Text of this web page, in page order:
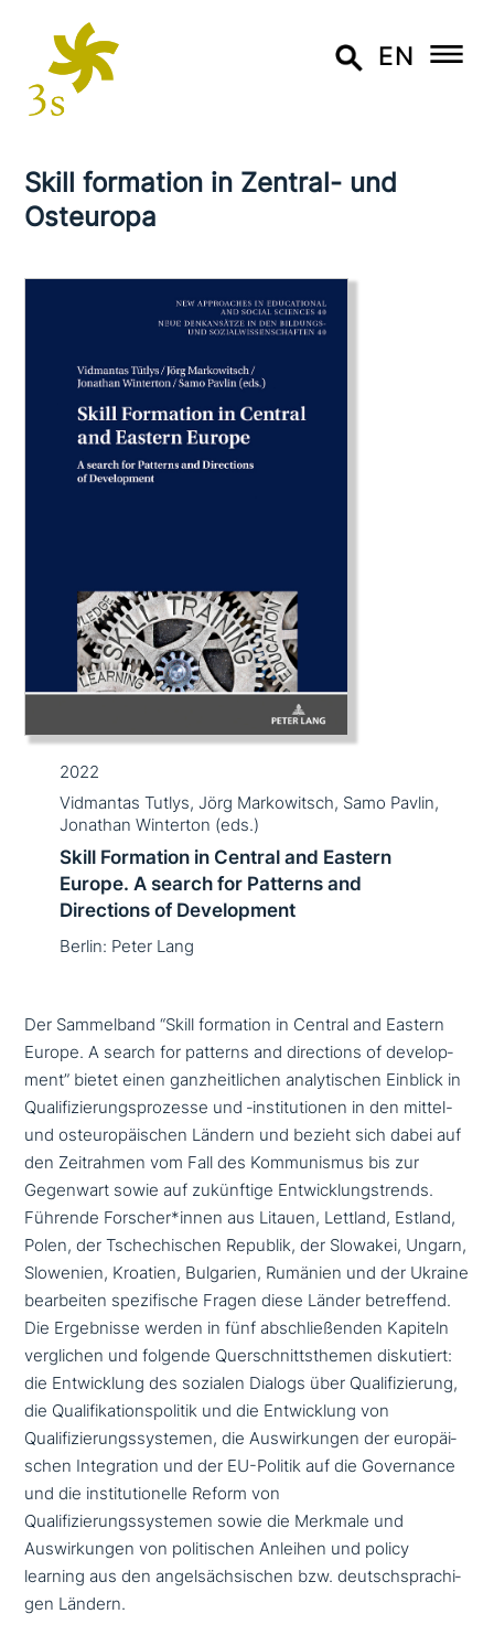
EN
Skill formation in Zentral- und
Osteuropa
2022
Vidmantas Tutlys, Jörg Markowitsch, Samo Pavlin,
Jonathan Winterton (eds.)
Skill Formation in Central and Eastern
Europe. A search for Patterns and
Directions of Development
Berlin: Peter Lang
Der Sammelband “Skill formation in Central and Eastern
Europe. A search for patterns and direc­tions of deve­lo­p­
ment” bietet einen ganz­heit­li­chen ana­ly­ti­schen Einblick in
Qualifizierungsprozesse und ‑insti­tu­tio­nen in den mittel-
und ost­eu­ro­päi­schen Ländern und bezieht sich dabei auf
den Zeitrahmen vom Fall des Kommunismus bis zur
Gegenwart sowie auf zukünf­ti­ge Entwicklungstrends.
Führende Forscher*innen aus Litauen, Lettland, Estland,
Polen, der Tschechischen Republik, der Slowakei, Ungarn,
Slowenien, Kroatien, Bulgarien, Rumänien und der Ukraine
bear­bei­ten spe­zi­fi­sche Fragen diese Länder betref­fend.
Die Ergebnisse werden in fünf abschlie­ßen­den Kapiteln
ver­gli­chen und folgende Querschnittsthemen dis­ku­tiert:
die Entwicklung des sozialen Dialogs über Qualifizierung,
die Qualifikationspolitik und die Entwicklung von
Qualifizierungssystemen, die Auswirkungen der euro­päi­
schen Integration und der EU-Politik auf die Governance
und die insti­tu­tio­nel­le Reform von
Qualifizierungssystemen sowie die Merkmale und
Auswirkungen von poli­ti­schen Anleihen und policy
learning aus den angel­säch­si­schen bzw. deutsch­spra­chi­
gen Ländern.